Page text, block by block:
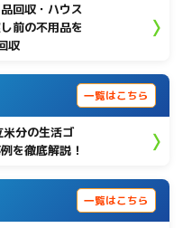
回収・ハウス
前の不用品を
収
一覧はこちら
分の生活ゴ
を徹底解説！
一覧はこちら